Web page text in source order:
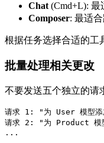
Chat(Cmd+L): 最
Composer: 最适
根据任务选择合适的工
批量处理相关更改
不要发送五个独立的请
请求 1: "为 User 模型
请求 2: "为 Product 模